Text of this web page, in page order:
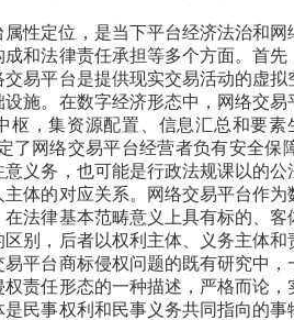
属性定位，是当下平台经济法治和
和法律责任承担等多个方面。首
交易平台是提供现实交易活动的虚
设施。在数字经济形态中，网络交
枢，集资源配置、信息汇总和要
了网络交易平台经营者负有安全
义务，也可能是行政法规课以的
主体的对应关系。网络交易平台作
在法律基本范畴意义上具有标的、
别，后者以权利主体、义务主体
平台商标侵权问题的既有研究中
权责任形态的一种描述，严格而论
是民事权利和民事义务共同指向的